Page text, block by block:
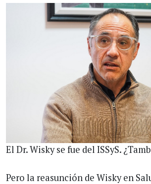
El Dr. Wisky se fue del ISSyS.
Pero la reasunción de Wisky en